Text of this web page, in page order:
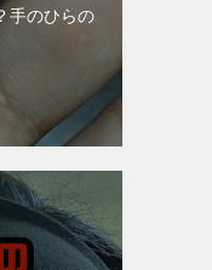
手のひらの